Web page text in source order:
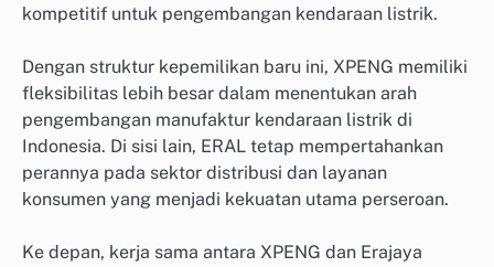
kompetitif untuk pengembangan kendaraan listrik.
Dengan struktur kepemilikan baru ini, XPENG memiliki
fleksibilitas lebih besar dalam menentukan arah
pengembangan manufaktur kendaraan listrik di
Indonesia. Di sisi lain, ERAL tetap mempertahankan
perannya pada sektor distribusi dan layanan
konsumen yang menjadi kekuatan utama perseroan.
Ke depan, kerja sama antara XPENG dan Erajaya